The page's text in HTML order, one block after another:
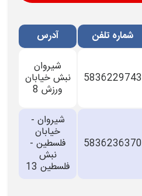
شماره تلفن آدرس
5836229743
شیروان
نبش خیابان
ورزش 8
5836236370
شیروان -
خیابان
فلسطین -
نبش
فلسطین 13